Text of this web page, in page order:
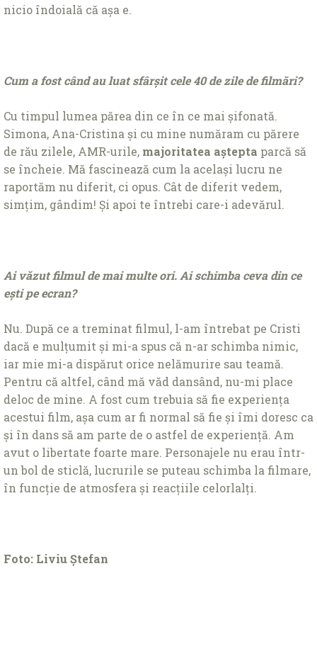
nicio îndoială că așa e.
Cum a fost când au luat sfârșit cele 40 de zile de filmări?
Cu timpul lumea părea din ce în ce mai șifonată.
Simona, Ana-Cristina și cu mine număram cu părere
de rău zilele, AMR-urile, majoritatea aștepta parcă să
se încheie. Mă fascinează cum la același lucru ne
raportăm nu diferit, ci opus. Cât de diferit vedem,
simțim, gândim! Și apoi te întrebi care-i adevărul.
Ai văzut filmul de mai multe ori. Ai schimba ceva din ce
ești pe ecran?
Nu. După ce a treminat filmul, l-am întrebat pe Cristi
dacă e mulțumit și mi-a spus că n-ar schimba nimic,
iar mie mi-a dispărut orice nelămurire sau teamă.
Pentru că altfel, când mă văd dansând, nu-mi place
deloc de mine. A fost cum trebuia să fie experiența
acestui film, așa cum ar fi normal să fie și îmi doresc ca
și în dans să am parte de o astfel de experiență. Am
avut o libertate foarte mare. Personajele nu erau într-
un bol de sticlă, lucrurile se puteau schimba la filmare,
în funcție de atmosfera și reacțiile celorlalți.
Foto: Liviu Ștefan